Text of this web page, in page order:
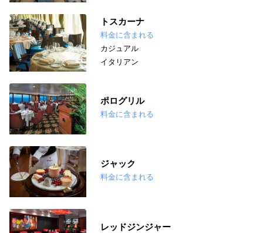
トスカーナ
料金に含まれる
カジュアル
イタリアン
ポログリル
料金に含まれる
ジャック
料金に含まれる
レッドジンジャー